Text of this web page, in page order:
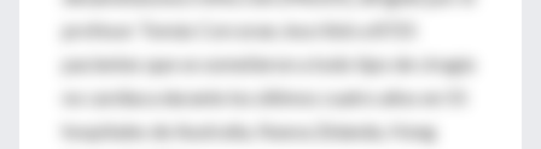
profesor Tomás Corcoran, inscribió a 8725
pacientes que se sometieron a todo tipo de cirugía
no cardíaca durante los últimos cuatro años en 55
hospitales de Australia, Nueva Zelanda, Hong